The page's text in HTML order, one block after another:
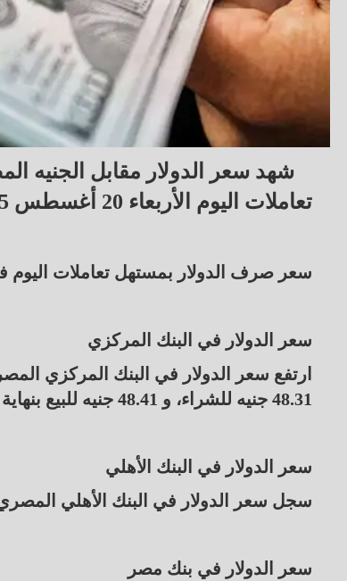
شهد سعر الدولار مقابل الجنيه
تعاملات اليوم الأربعاء 20 أغسطس 2025 بعد سلسلة تراجعات خلال الفترة الأخيرة.
سعر صرف الدولار بمستهل تعاملات اليوم
سعر الدولار في البنك المركزي
48.31 جنيه للشراء، و 48.41 جنيه للبيع بنهاية تعاملات أمس الاثنين.
سعر الدولار في البنك الأهلي
سجل سعر الدولار في البنك الأهلي المصري بنهاية تعاملات اليوم
سعر الدولار في بنك مصر